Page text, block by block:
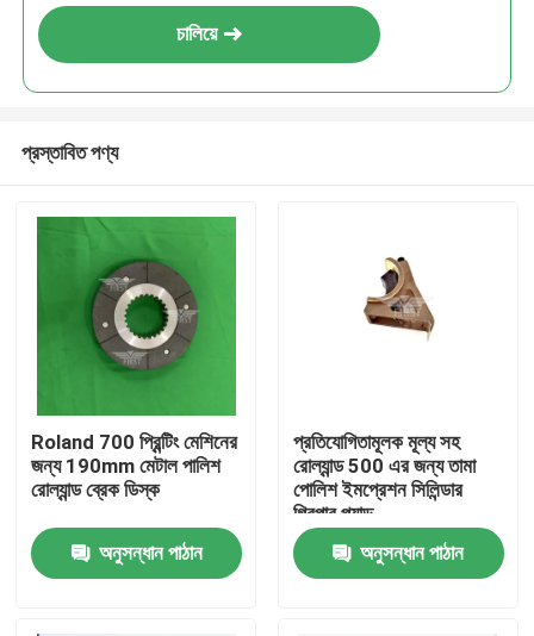
চালিয়ে
প্রস্তাবিত পণ্য
Roland 700 প্রিন্টিং মেশিনের
জন্য 190mm মেটাল পালিশ
রোল্যান্ড ব্রেক ডিস্ক
অনুসন্ধান পাঠান
প্রতিযোগিতামূলক মূল্য সহ
রোল্যান্ড 500 এর জন্য তামা
পোলিশ ইমপ্রেশন সিলিন্ডার
গ্রিপার প্যাড
অনুসন্ধান পাঠান